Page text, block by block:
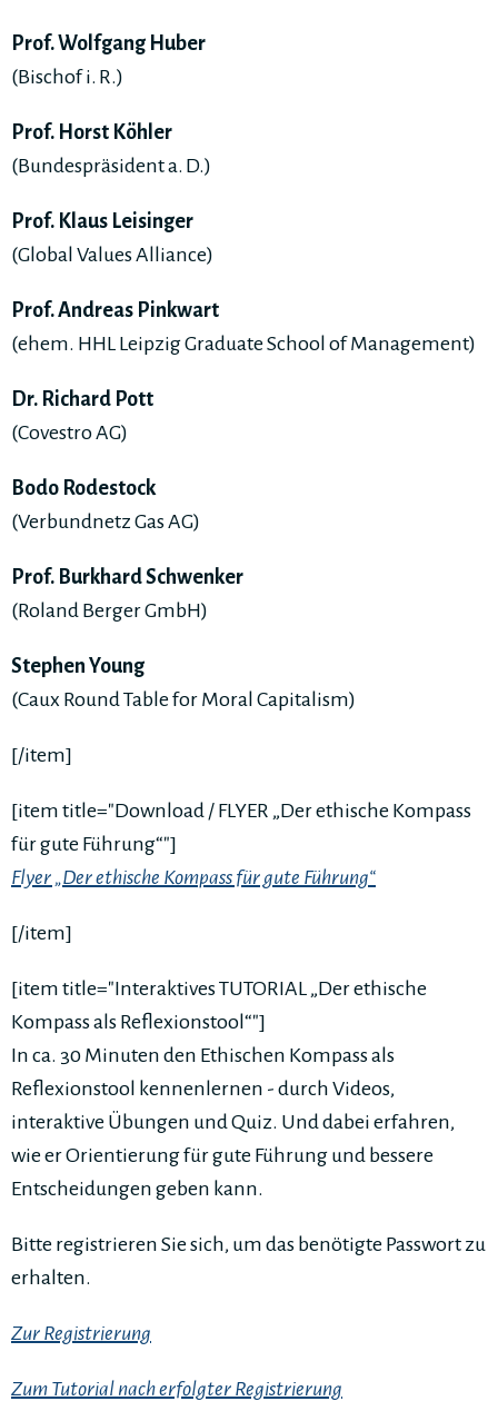
Prof. Wolfgang Huber
(Bischof i. R.)
Prof. Horst Köhler
(Bundespräsident a. D.)
Prof. Klaus Leisinger
(Global Values Alliance)
Prof. Andreas Pinkwart
(ehem. HHL Leipzig Graduate School of Management)
Dr. Richard Pott
(Covestro AG)
Bodo Rodestock
(Verbundnetz Gas AG)
Prof. Burkhard Schwenker
(Roland Berger GmbH)
Stephen Young
(Caux Round Table for Moral Capitalism)
[/item]
[item title="Download / FLYER „Der ethische Kompass
für gute Führung“"]
Flyer „Der ethische Kompass für gute Führung“
[/item]
[item title="Interaktives TUTORIAL „Der ethische
Kompass als Reflexionstool“"]
In ca. 30 Minuten den Ethischen Kompass als
Reflexionstool kennenlernen - durch Videos,
interaktive Übungen und Quiz. Und dabei erfahren,
wie er Orientierung für gute Führung und bessere
Entscheidungen geben kann.
Bitte registrieren Sie sich, um das benötigte Passwort zu
erhalten.
Zur Registrierung
Zum Tutorial nach erfolgter Registrierung